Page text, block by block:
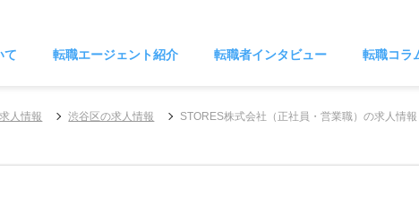
て 転職エージェント紹介 転職者インタビュー 転職コラ
人情報 渋谷区の求人情報 STORES株式会社（正社員・営業職）の求人情報